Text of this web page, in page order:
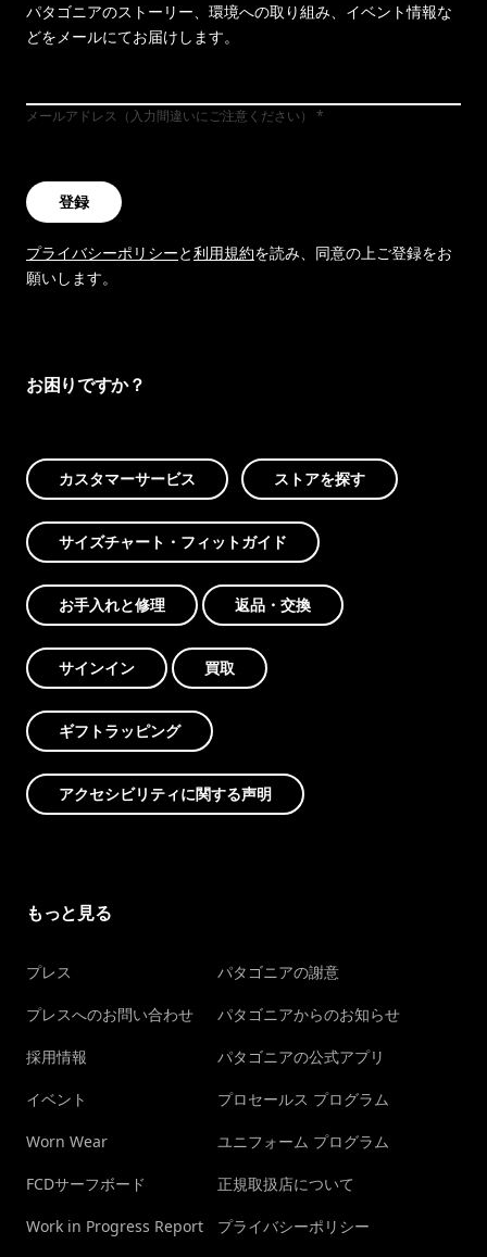
パタゴニアのストーリー、環境への取り組み、イベント情報な
どをメールにてお届けします。
メールアドレス（入力間違いにご注意ください）
登録
プライバシーポリシーと利用規約を読み、同意の上ご登録をお
願いします。
お困りですか？
カスタマーサービス ストアを探す
サイズチャート・フィットガイド
お手入れと修理 返品・交換
サインイン 買取
ギフトラッピング
アクセシビリティに関する声明
もっと見る
プレス
プレスへのお問い合わせ
採用情報
イベント
Worn Wear
FCDサーフボード
Work in Progress Report
パタゴニアの謝意
パタゴニアからのお知らせ
パタゴニアの公式アプリ
プロセールス プログラム
ユニフォーム プログラム
正規取扱店について
プライバシーポリシー